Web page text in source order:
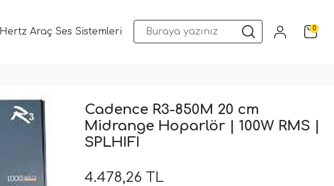
Hertz Araç Ses Sistemleri Musway DSP ve Araç Ses Sistemleri 0
Cadence R3-850M 20 cm
Midrange Hoparlör | 100W RMS |
SPLHIFI
4.478,26 TL